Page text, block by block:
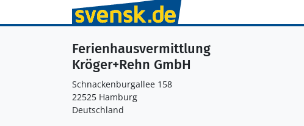
Ferienhausvermittlung
Kröger+Rehn GmbH
Schnackenburgallee 158
22525 Hamburg
Deutschland